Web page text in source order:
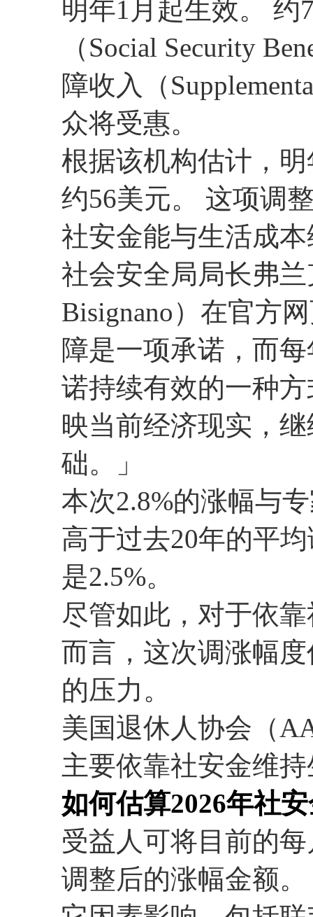
明年1月起生效。 约
（Social Security
障收入（
众将受惠。
根据该机构估计，
约56美元。 这项调
社安金能与生活成
社会安全局局长弗兰
Bisignano）在官方
障是一项承诺，而
诺持续有效的一种
映当前经济现实，
础。」
本次2.8%的涨幅与
高于过去20年的平
是2.5%。
尽管如此，对于依
而言，这次调涨幅
的压力。
美国退休人协会（
主要依靠社安金维
如何估算2026年社
受益人可将目前的
调整后的涨幅金额